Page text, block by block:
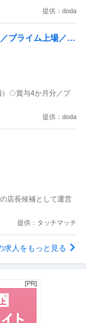
提供：doda
プライム上場／残
）◇賞与4か月分／プ
提供：doda
店長候補として運営
提供：タッチマッチ
求人をもっと見る